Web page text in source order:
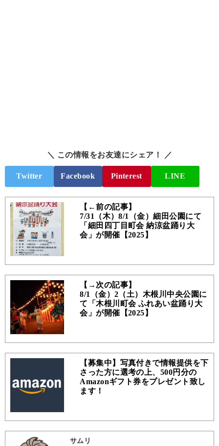
＼ この情報をお友達にシェア！ ／
Twitter Facebook Pinterest LINE
【←前の記事】
7/31（木）8/1（金）細田公園にて
「細田四丁目町会 納涼盆踊り大
会」が開催【2025】
【→次の記事】
8/1（金）2（土）木根川中央公園に
て「木根川町会 ふれあい盆踊り大
会」が開催【2025】
【募集中】写真付きで情報提供を下
さった方に選考の上、500円分の
Amazonギフト券をプレゼント致し
ます！
サムリ